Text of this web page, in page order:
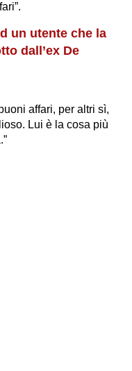
.
un utente che la
dall’ex De
affari, per altri sì,
Lui è la cosa più